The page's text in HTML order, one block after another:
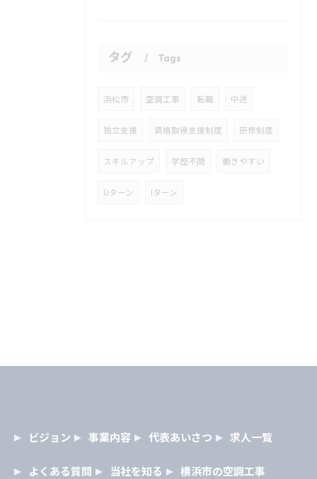
タグ Tags
浜松市 空調工事 転職 中途
独立支援 資格取得支援制度 研修制度
スキルアップ 学歴不問 働きやすい
Uターン Iターン
ビジョン 事業内容 代表あいさつ 求人一覧
よくある質問 当社を知る 横浜市の空調工事